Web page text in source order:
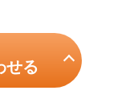
せる